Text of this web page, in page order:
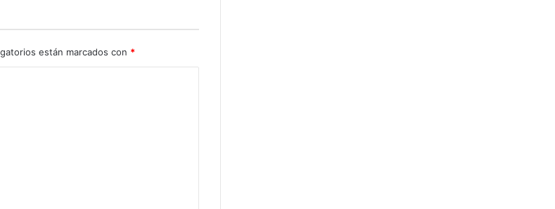
están marcados con *